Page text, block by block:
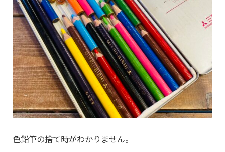
色鉛筆の捨て時がわかりません。